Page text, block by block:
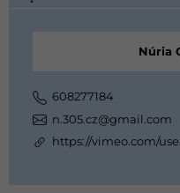
Núria
608277184
n.305.cz@gmail.com
https://vimeo.com/